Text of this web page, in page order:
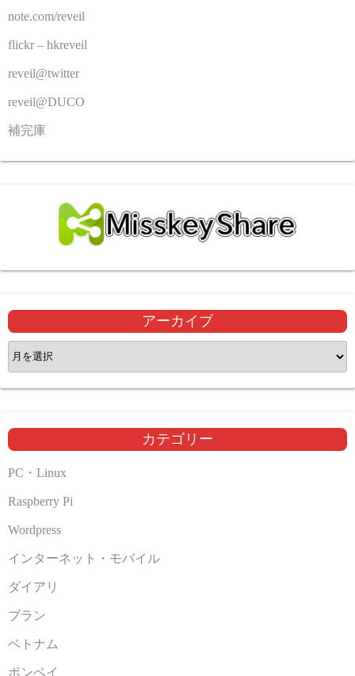
note.com/reveil
flickr – hkreveil
reveil@twitter
reveil@DUCO
補完庫
アーカイブ
ア
ー
カ
ブ
カテゴリー
PC・Linux
Raspberry Pi
Wordpress
インターネット・モバイル
ダイアリ
ブラン
ベトナム
ボンベイ